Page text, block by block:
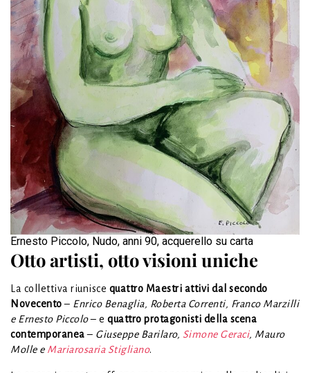
Ernesto Piccolo, Nudo, anni 90, acquerello su carta
Otto artisti, otto visioni uniche
La collettiva riunisce quattro Maestri attivi dal secondo
Novecento– Enrico Benaglia, Roberta Correnti, Franco Marzilli
e Ernesto Piccolo– e quattro protagonisti della scena
contemporanea– Giuseppe Barilaro, Simone Geraci, Mauro
Molle e Mariarosaria Stigliano.